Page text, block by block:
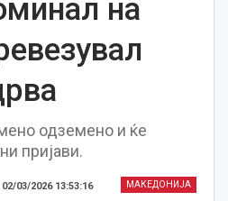
на
одземено и ќе
пријави.
МАКЕДОНИЈА
02/03/2026 13:53:16